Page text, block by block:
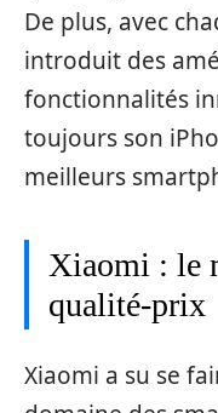
De plus, avec
introduit des
fonctionnalités
toujours son
meilleurs
Xiaomi : le
qualité-prix
Xiaomi a su se